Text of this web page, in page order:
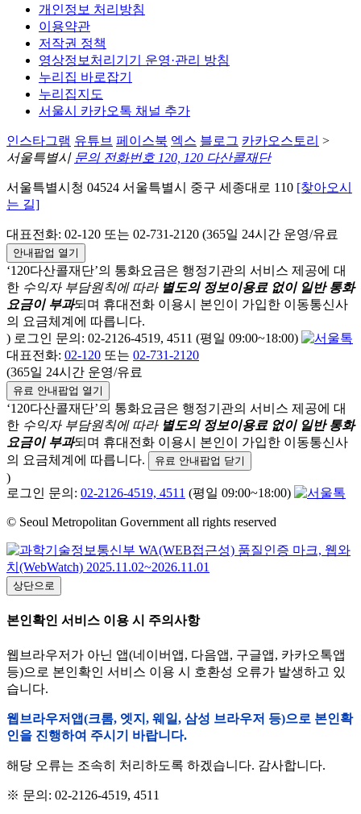
개인정보 처리방침
이용약관
저작권 정책
영상정보처리기기 운영·관리 방침
누리집 바로잡기
누리집지도
서울시 카카오톡 채널 추가
인스타그램 유튜브 페이스북 엑스 블로그 카카오스토리 >
서울특별시 문의 전화번호 120, 120 다산콜재단
서울특별시청 04524 서울특별시 중구 세종대로 110 [찾아오시
는 길]
대표전화: 02-120 또는 02-731-2120 (365일 24시간 운영/유료
안내팝업 열기
‘120다산콜재단’의 통화요금은 행정기관의 서비스 제공에 대
한 수익자 부담원칙에 따라 별도의 정보이용료 없이 일반 통화
요금이 부과되며 휴대전화 이용시 본인이 가입한 이동통신사
의 요금체계에 따릅니다.
) 로그인 문의: 02-2126-4519, 4511 (평일 09:00~18:00)
대표전화: 02-120 또는 02-731-2120
(365일 24시간 운영/유료
유료 안내팝업 열기
‘120다산콜재단’의 통화요금은 행정기관의 서비스 제공에 대
한 수익자 부담원칙에 따라 별도의 정보이용료 없이 일반 통화
요금이 부과되며 휴대전화 이용시 본인이 가입한 이동통신사
의 요금체계에 따릅니다.
유료 안내팝업 닫기
)
로그인 문의: 02-2126-4519, 4511 (평일 09:00~18:00)
© Seoul Metropolitan Government all rights reserved
상단으로
본인확인 서비스 이용 시 주의사항
웹브라우저가 아닌 앱(네이버앱, 다음앱, 구글앱, 카카오톡앱
등)으로 본인확인 서비스 이용 시 호환성 오류가 발생하고 있
습니다.
웹브라우저앱(크롬, 엣지, 웨일, 삼성 브라우저 등)으로 본인확
인을 진행하여 주시기 바랍니다.
해당 오류는 조속히 처리하도록 하겠습니다. 감사합니다.
※ 문의: 02-2126-4519, 4511